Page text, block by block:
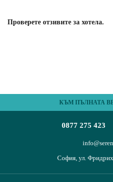
Проверете отзивите за хотела.
КЪМ ПЪЛНАТА
0877 275 423
София, ул.